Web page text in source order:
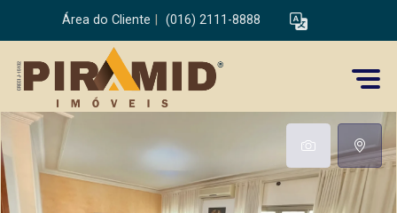
Área do Cliente (016) 2111-8888